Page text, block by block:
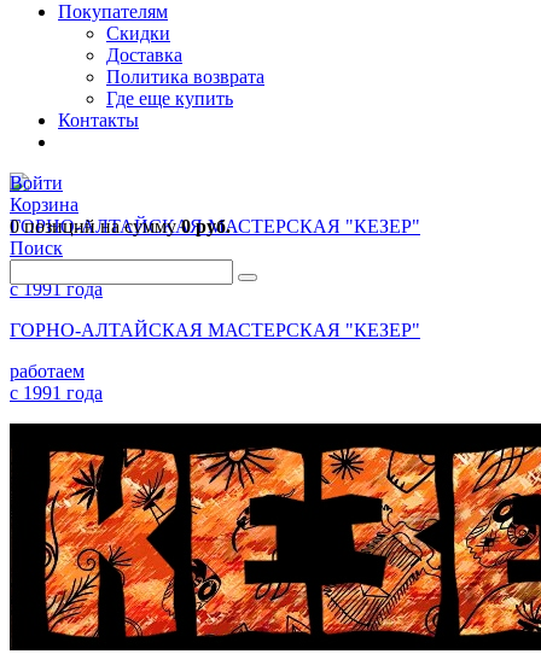
Покупателям
Скидки
Доставка
Политика возврата
Где еще купить
Контакты
Войти
Корзина
0 позицийна сумму0 руб.
Поиск
ГОРНО-АЛТАЙСКАЯ МАСТЕРСКАЯ "КЕЗЕР"
работаем
с 1991 года
ГОРНО-АЛТАЙСКАЯ МАСТЕРСКАЯ "КЕЗЕР"
работаем
с 1991 года